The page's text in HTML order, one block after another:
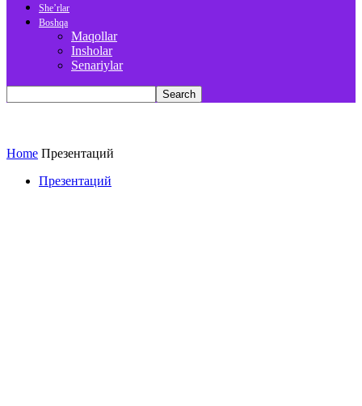
She’rlar
Boshqa
Maqollar
Insholar
Senariylar
Home Презентаций
Презентаций